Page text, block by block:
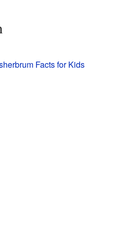
Facts for Kids